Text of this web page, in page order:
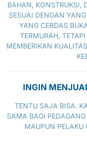
BAHAN, KONSTRUKSI,
SESUAI DENGAN
YANG CERDAS
TERMURAH,
MEMBERIKAN
INGIN
TENTU SAJA BISA.
SAMA BAGI PEDAGANG
MAUPUN PELAKU